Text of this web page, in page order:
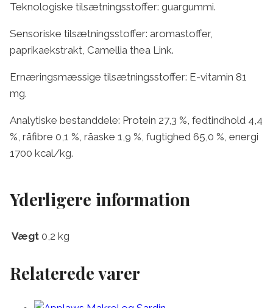
Teknologiske tilsætningsstoffer: guargummi.
Sensoriske tilsætningsstoffer: aromastoffer,
paprikaekstrakt, Camellia thea Link.
Ernæringsmæssige tilsætningsstoffer: E-vitamin 81
mg.
Analytiske bestanddele: Protein 27,3 %, fedtindhold 4,4
%, råfibre 0,1 %, råaske 1,9 %, fugtighed 65,0 %, energi
1700 kcal/kg.
Yderligere information
Vægt 0,2 kg
Relaterede varer